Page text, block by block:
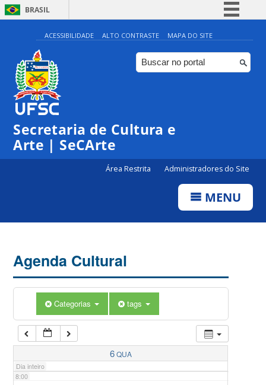
BRASIL
Simplifique!
Comunica BR
Participe
ACESSIBILIDADE ALTO CONTRASTE MAPA DO SITE
Secretaria de Cultura e
Arte | SeCArte
Área Restrita Administradores do Site
MENU
Agenda Cultural
Categorias tags
6QUA
Dia inteiro
0:00
1:00
5:00
7:00
8:00